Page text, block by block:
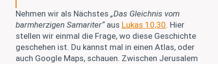
Nehmen wir als Nächstes „Das Gleichnis vom
barmherzigen Samariter“aus Lukas 10,30. Hier
stellen wir einmal die Frage, wo diese Geschichte
geschehen ist. Du kannst mal in einen Atlas, oder
auch Google Maps, schauen. Zwischen Jerusalem